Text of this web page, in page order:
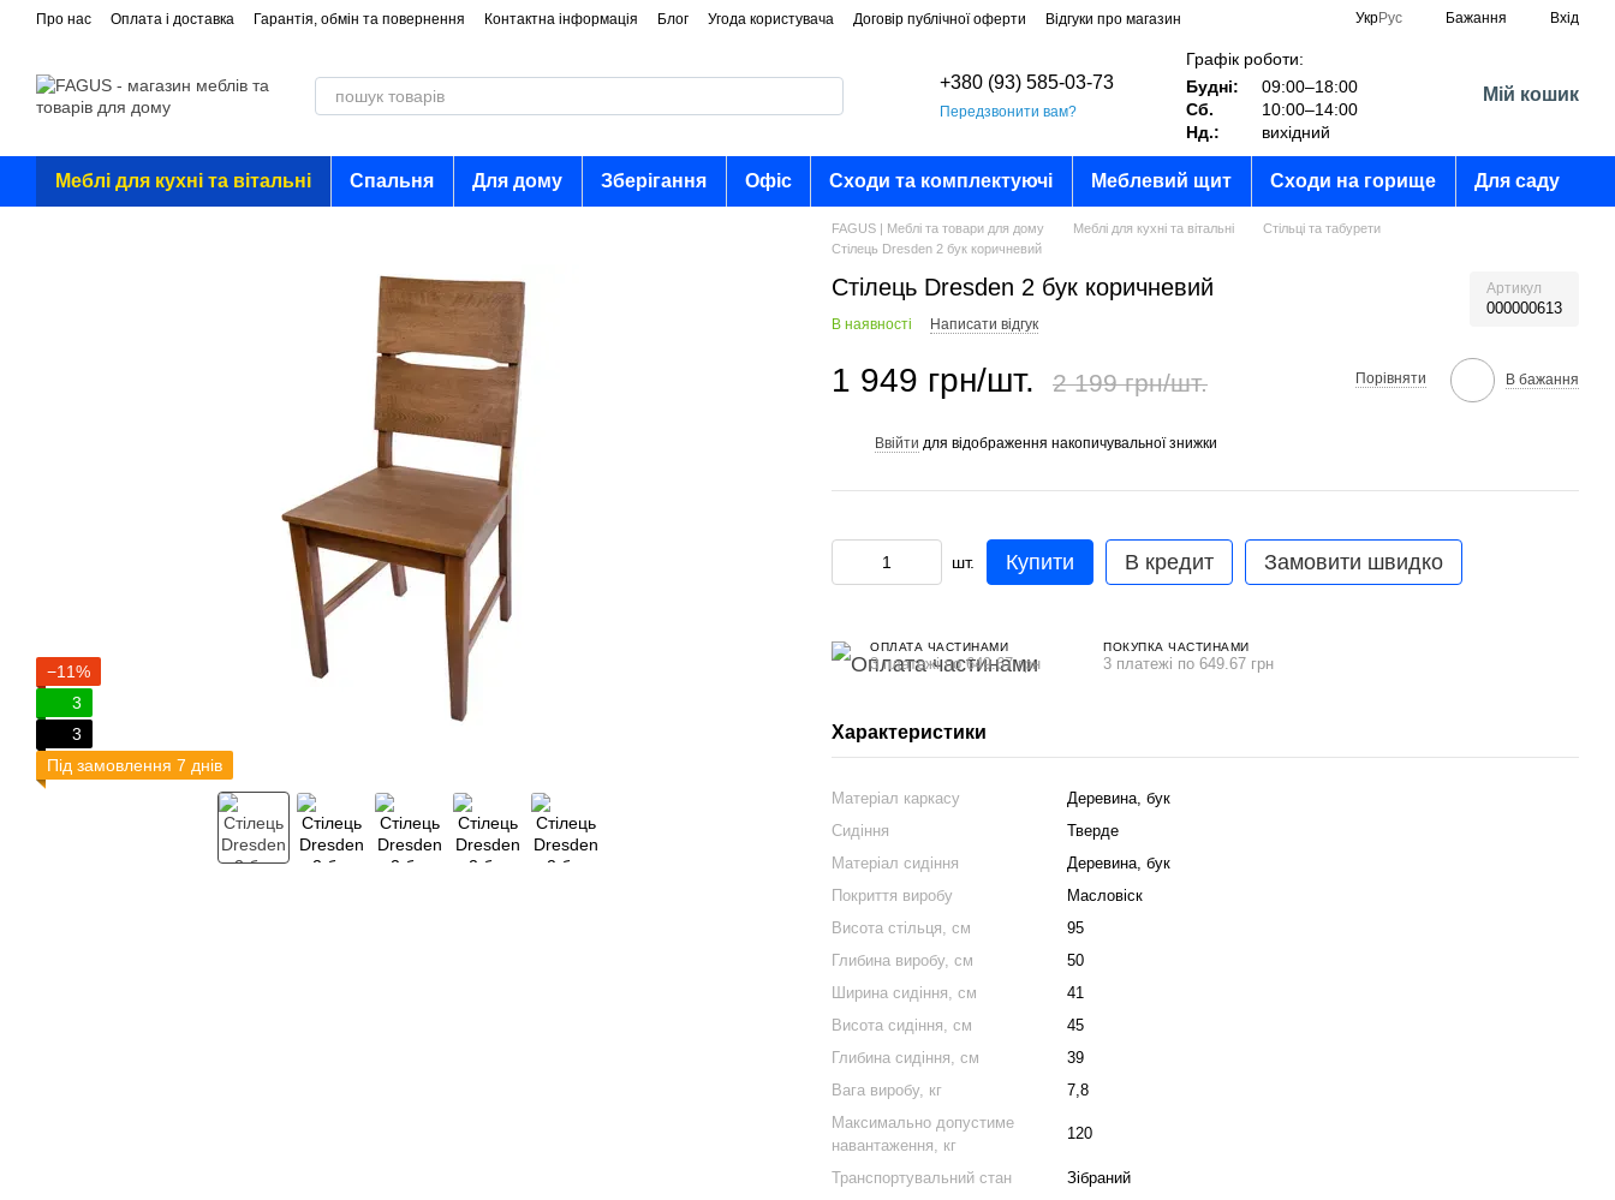
Перейти до основного контенту
Про нас Оплата і доставка Гарантія, обмін та повернення Контактна інформація Блог Угода користувача Договір публічної оферти Відгуки про магазин УкрРус Бажання Вхід
+380 (93) 585-03-73
Передзвонити вам?
Графік роботи:
Будні:
09:00–18:00
Сб.
10:00–14:00
Нд.:
вихідний
Мій кошик
Меблі для кухні та вітальні Спальня Для дому Зберігання Офіс Сходи та комплектуючі Меблевий щит Сходи на горище Для саду
−11%
3
3
Під замовлення 7 днів
FAGUS | Меблі та товари для дому Меблі для кухні та вітальні
Стільці та табурети
Стілець Dresden 2 бук коричневий
Стілець Dresden 2 бук коричневий Артикул
000000613
В наявності Написати відгук
1 949 грн/шт. 2 199 грн/шт. Порівняти В бажання
Ввійти для відображення накопичувальної знижки
шт. Купити В кредит Замовити швидко
ОПЛАТА ЧАСТИНАМИ
3 платежі по 649.67 грн
ПОКУПКА ЧАСТИНАМИ
3 платежі по 649.67 грн
Характеристики
Матеріал каркасу
Деревина, бук
Сидіння
Тверде
Матеріал сидіння
Деревина, бук
Покриття виробу
Масловіск
Висота стільця, см
95
Глибина виробу, см
50
Ширина сидіння, см
41
Висота сидіння, см
45
Глибина сидіння, см
39
Вага виробу, кг
7,8
Максимально допустиме
навантаження, кг
120
Транспортувальний стан
Зібраний